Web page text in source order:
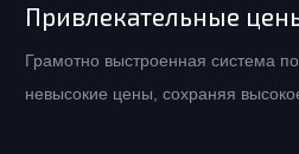
Привлекательные
Грамотно выстроенная система
невысокие цены, сохраняя